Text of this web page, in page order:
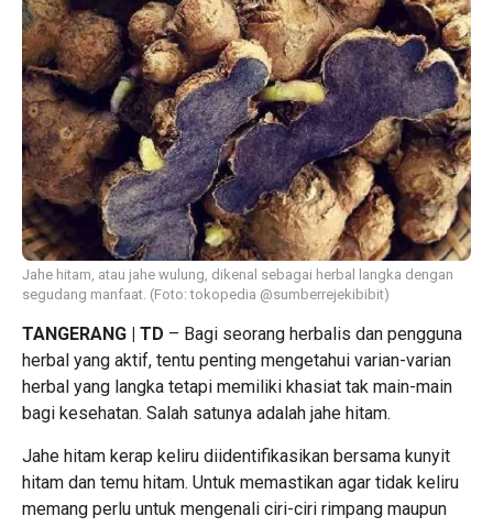
Jahe hitam, atau jahe wulung, dikenal sebagai herbal langka dengan
segudang manfaat. (Foto: tokopedia @sumberrejekibibit)
TANGERANG | TD – Bagi seorang herbalis dan pengguna
herbal yang aktif, tentu penting mengetahui varian-varian
herbal yang langka tetapi memiliki khasiat tak main-main
bagi kesehatan. Salah satunya adalah jahe hitam.
Jahe hitam kerap keliru diidentifikasikan bersama kunyit
hitam dan temu hitam. Untuk memastikan agar tidak keliru
memang perlu untuk mengenali ciri-ciri rimpang maupun